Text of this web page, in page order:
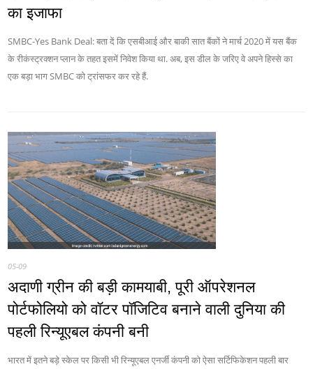
का इजाफा
SMBC-Yes Bank Deal: बता दें कि एसबीआई और बाकी सात बैंकों ने मार्च 2020 में यस बैंक
के रीकंस्ट्रक्शन प्लान के तहत इसमें निवेश किया था. अब, इस डील के जरिए वे अपने हिस्से का
एक बड़ा भाग SMBC को ट्रांसफर कर रहे हैं.
05-09
अदाणी ग्रीन की बड़ी कामयाबी, पूरी ऑपरेशनल
पोर्टफोलियो को वॉटर पॉजिटिव बनाने वाली दुनिया की
पहली रिन्यूएबल कंपनी बनी
भारत में इतने बड़े स्केल पर किसी भी रिन्यूएबल एनर्जी कंपनी को ऐसा सर्टिफिकेशन पहली बार